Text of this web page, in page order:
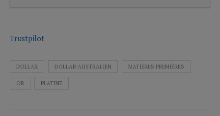
Trustpilot
DOLLAR DOLLAR AUSTRALIEN MATIÈRES PREMIÈRES
OR PLATINE